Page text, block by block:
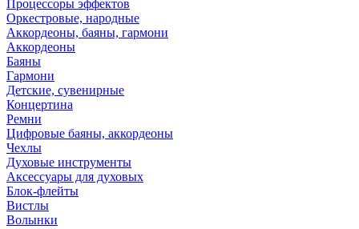
Процессоры эффектов
Оркестровые, народные
Аккордеоны, баяны, гармони
Аккордеоны
Баяны
Гармони
Детские, сувенирные
Концертина
Ремни
Цифровые баяны, аккордеоны
Чехлы
Духовые инструменты
Аксессуары для духовых
Блок-флейты
Вистлы
Волынки